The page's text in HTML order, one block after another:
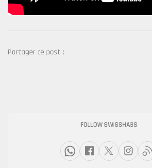
Partager ce post :
FOLLOW SWISSHABS